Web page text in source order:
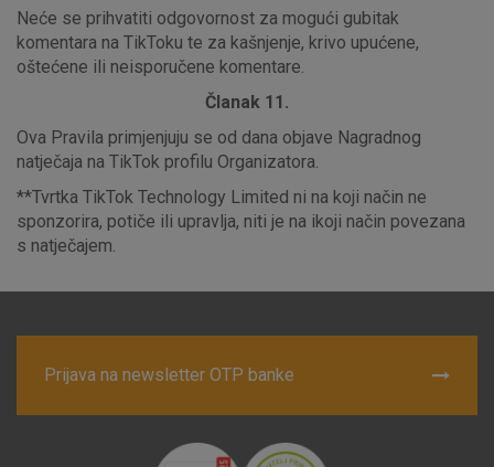
Neće se prihvatiti odgovornost za mogući gubitak
komentara na TikToku te za kašnjenje, krivo upućene,
oštećene ili neisporučene komentare.
Članak 11.
Ova Pravila primjenjuju se od dana objave Nagradnog
natječaja na TikTok profilu Organizatora.
**Tvrtka TikTok Technology Limited ni na koji način ne
sponzorira, potiče ili upravlja, niti je na ikoji način povezana
s natječajem.
Prijava na newsletter OTP banke